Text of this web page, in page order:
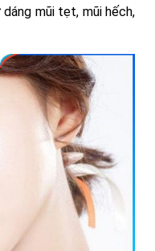
mũi tẹt, mũi hếch,